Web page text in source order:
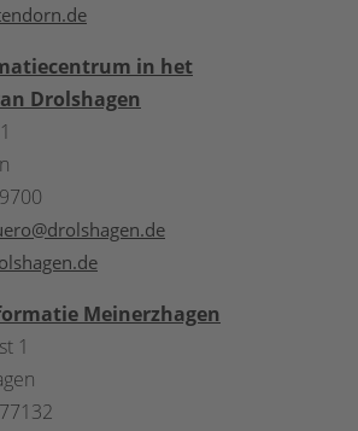
in het
Drolshagen
Meinerzhagen
1